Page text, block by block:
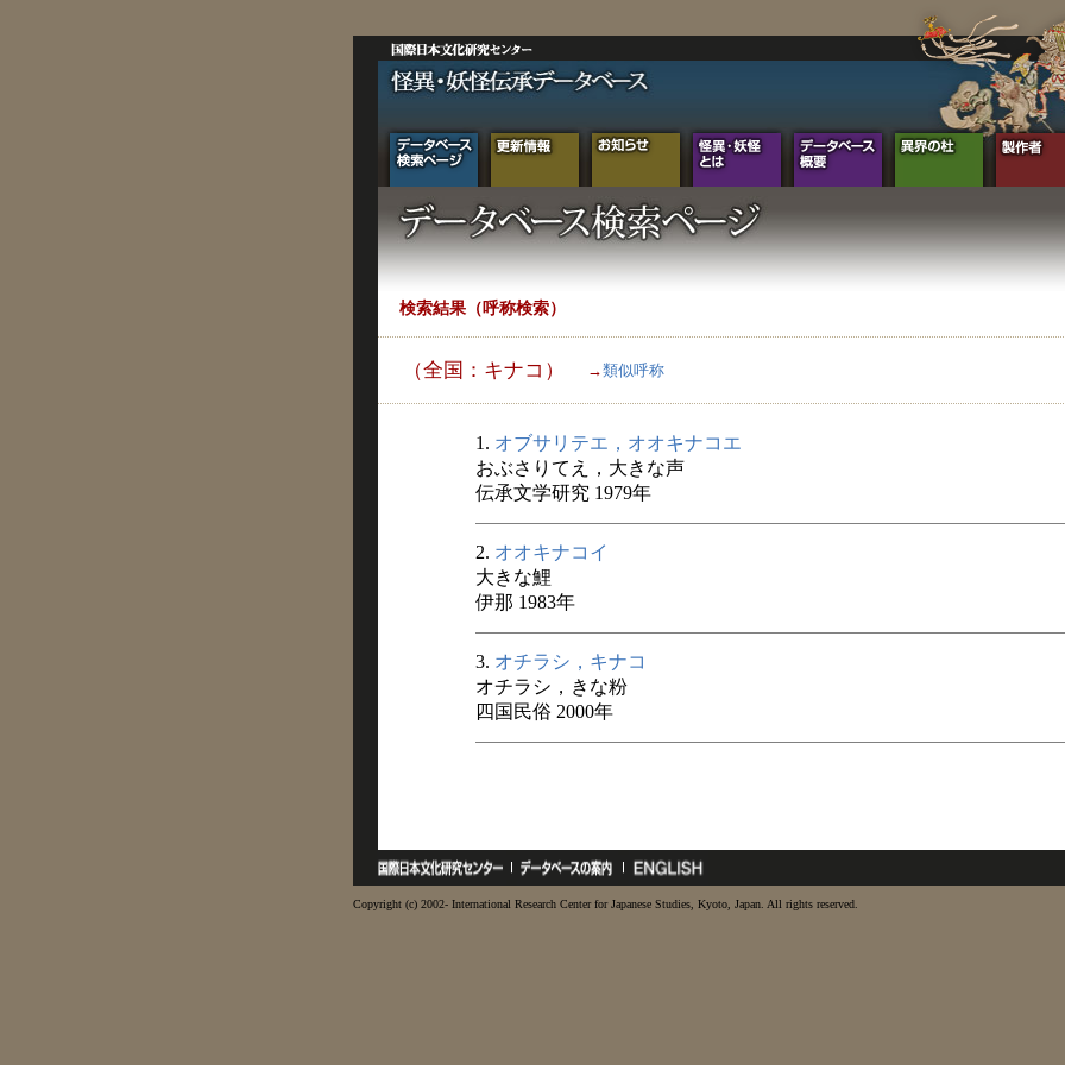
検索結果（呼称検索）
（全国：キナコ） →類似呼称
1. オブサリテエ，オオキナコエ
おぶさりてえ，大きな声
伝承文学研究 1979年
2. オオキナコイ
大きな鯉
伊那 1983年
3. オチラシ，キナコ
オチラシ，きな粉
四国民俗 2000年
Copyright (c) 2002- International Research Center for Japanese Studies, Kyoto, Japan. All rights reserved.